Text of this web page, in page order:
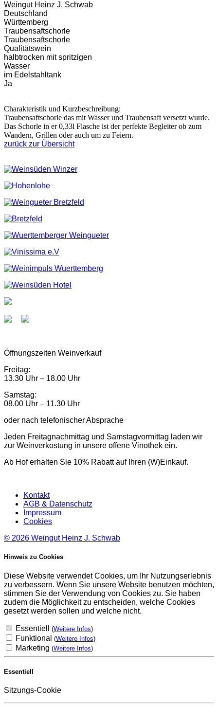
Weingut Heinz J. Schwab
Deutschland
Württemberg
Traubensaftschorle
Traubensaftschorle
Qualitätswein
halbtrocken mit spritzigen
Wasser
im Edelstahltank
Ja
Charakteristik und Kurzbeschreibung:
Traubensaftschorle das mit Wasser und Traubensaft versetzt wurde.
Das Schorle in er 0,33l Flasche ist der perfekte Begleiter ob zum
Wandern, Grillen oder auch um zu Feiern.
zurück zur Übersicht
Öffnungszeiten Weinverkauf
Freitag:
13.30 Uhr – 18.00 Uhr
Samstag:
08.00 Uhr – 11.30 Uhr
oder nach telefonischer Absprache
Jeden Freitagnachmittag und Samstagvormittag laden wir
zur Weinverkostung in unsere offene Vinothek ein.
Ab Hof erhalten Sie 10% Rabatt auf Ihren (W)Einkauf.
Kontakt
AGB & Datenschutz
Impressum
Cookies
© 2026 Weingut Heinz J. Schwab
Hinweis zu Cookies
Diese Website verwendet Cookies, um Ihr Nutzungserlebnis
zu verbessern. Wenn Sie unsere Website benutzen möchten,
stimmen Sie der Verwendung von Cookies zu. Sie haben
zudem die Möglichkeit zu entscheiden, welche Cookies
gesetzt werden sollen und welche nicht.
Essentiell (Weitere Infos)
Funktional (Weitere Infos)
Marketing (Weitere Infos)
Essentiell
Sitzungs-Cookie